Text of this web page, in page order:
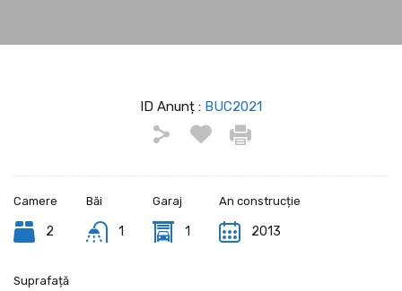
ID Anunț : BUC2021
Camere
2
Băi
1
Garaj
1
An construcție
2013
Suprafață